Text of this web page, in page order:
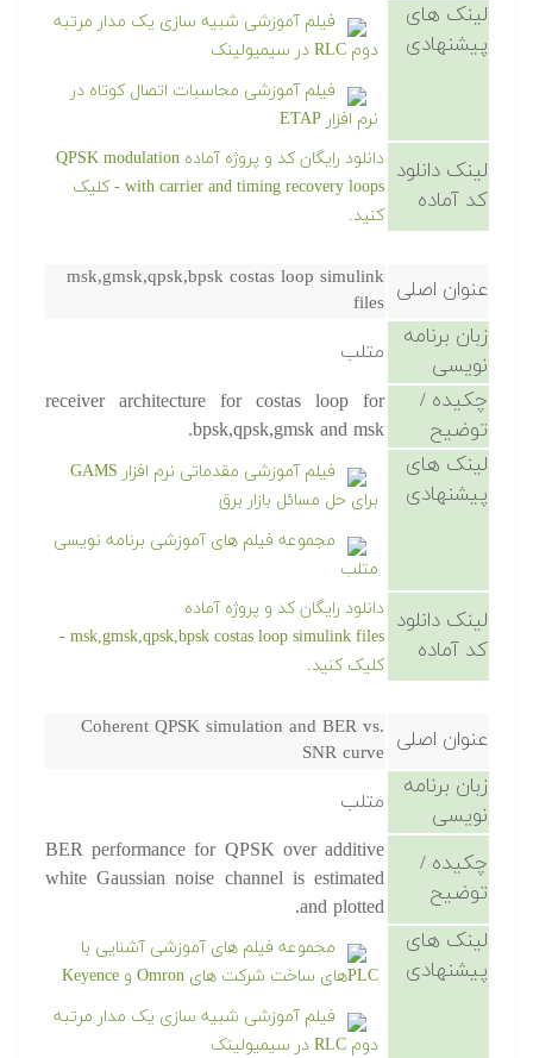
لینک های
پیشنهادی
فیلم آموزشی شبیه سازی یک مدار مرتبه
دوم RLC در سیمیولینک
فیلم آموزشی محاسبات اتصال کوتاه در
نرم افزار ETAP
لینک دانلود
کد آماده
دانلود رایگان کد و پروژه آماده QPSK modulation
with carrier and timing recovery loops - کلیک
کنید.
عنوان اصلی msk,gmsk,qpsk,bpsk costas loop simulink
files
زبان برنامه
نویسی
متلب
چکیده /
توضیح
receiver architecture for costas loop for
bpsk,qpsk,gmsk and msk.
لینک های
پیشنهادی
فیلم آموزشی مقدماتی نرم افزار GAMS
برای حل مسائل بازار برق
مجموعه فیلم های آموزشی برنامه نویسی
متلب
لینک دانلود
کد آماده
دانلود رایگان کد و پروژه آماده
msk,gmsk,qpsk,bpsk costas loop simulink files -
کلیک کنید.
عنوان اصلی Coherent QPSK simulation and BER vs.
SNR curve
زبان برنامه
نویسی
متلب
چکیده /
توضیح
BER performance for QPSK over additive
white Gaussian noise channel is estimated
and plotted.
لینک های
پیشنهادی
مجموعه فیلم های آموزشی آشنایی با
PLCهای ساخت شرکت های Omron و Keyence
فیلم آموزشی شبیه سازی یک مدار مرتبه
دوم RLC در سیمیولینک